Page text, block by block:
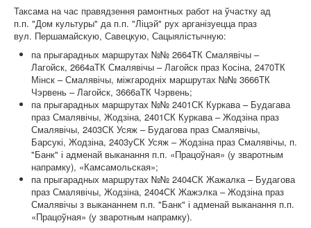
Таксама на час правядзення рамонтных работ на ўчастку ад
п.п. "Дом культуры" да п.п. "Ліцэй" рух арганізуецца праз
вул. Першамайскую, Савецкую, Сацыялістычную:
па прыгарадных маршрутах №№ 2664ТК Смалявічы –
Лагойск, 2664аТК Смалявічы – Лагойск праз Косіна, 2470ТК
Мінск – Смалявічы, міжгародніх маршрутах №№ 3666ТК
Чэрвень – Лагойск, 3666аТК Чэрвень;
па прыгарадных маршрутах №№ 2401СК Куркава – Будагава
праз Смалявічы, Жодзіна, 2401СК Куркава – Жодзіна праз
Смалявічы, 2403СК Усяж – Будагова праз Смалявічы,
Барсукі, Жодзіна, 2403уСК Усяж – Жодзіна праз Смалявічы, п.
"Банк" і адменай выканання п.п. «Працоўная» (у зваротным
напрамку), «Камсамольская»;
па прыгарадных маршрутах №№ 2404СК Жажалка – Будагова
праз Смалявічы, Жодзіна, 2404СК Жажэлка – Жодзіна праз
Смалявічы з выкананнем п.п. "Банк" і адменай выканання п.п.
«Працоўная» (у зваротным напрамку).